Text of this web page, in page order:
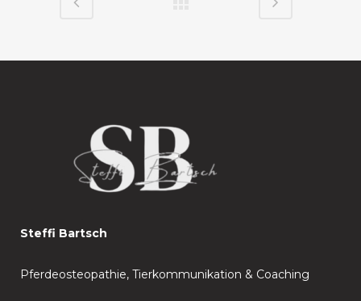
Steffi Bartsch
Pferdeosteopathie, Tierkommunikation & Coaching